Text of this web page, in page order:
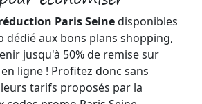
Paris Seinedisponibles
dédié aux bons plans shopping,
jusqu'à 50% de remise sur
ligne ! Profitez donc sans
tarifs proposés par la